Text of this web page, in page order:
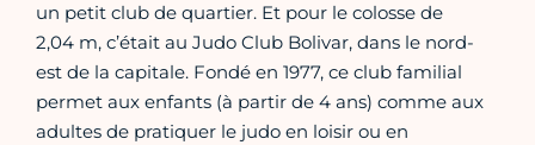
un petit club de quartier. Et pour le colosse de
2,04 m, c’était au Judo Club Bolivar, dans le nord-
est de la capitale. Fondé en 1977, ce club familial
permet aux enfants (à partir de 4 ans) comme aux
adultes de pratiquer le judo en loisir ou en